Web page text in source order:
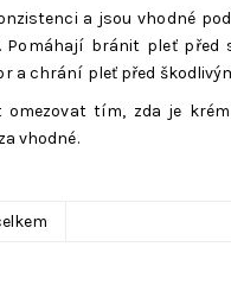
a jsou vhodné
bránit pleť před
a chrání pleť před
omezovat tím, zda je
vhodné.